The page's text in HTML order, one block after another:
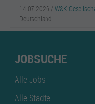
14.07.2026 / W&K
Deutschland
JOBSUCHE
Alle Jobs
Alle Städte